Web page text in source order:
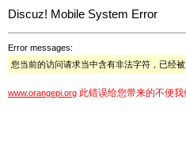
Discuz! Mobile System Error
Error messages:
您当前的访问请求当中含有非法字符，已经
www.orangepi.org 此错误给您带来的不便